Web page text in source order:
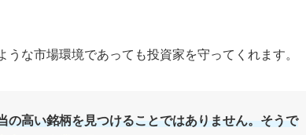
な市場環境であっても投資家を守ってくれます。
の高い銘柄を見つけることではありません。そうで